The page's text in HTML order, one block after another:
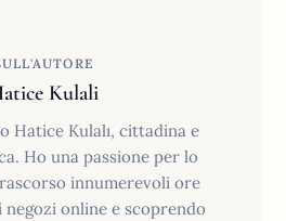
Kulali
Hatice Kulalı, cittadina e
Ho una passione per lo
innumerevoli ore
online e scoprendo